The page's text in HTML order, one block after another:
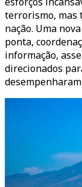
terrorismo, mas
nação. Uma
ponta,
informação,
direcionados